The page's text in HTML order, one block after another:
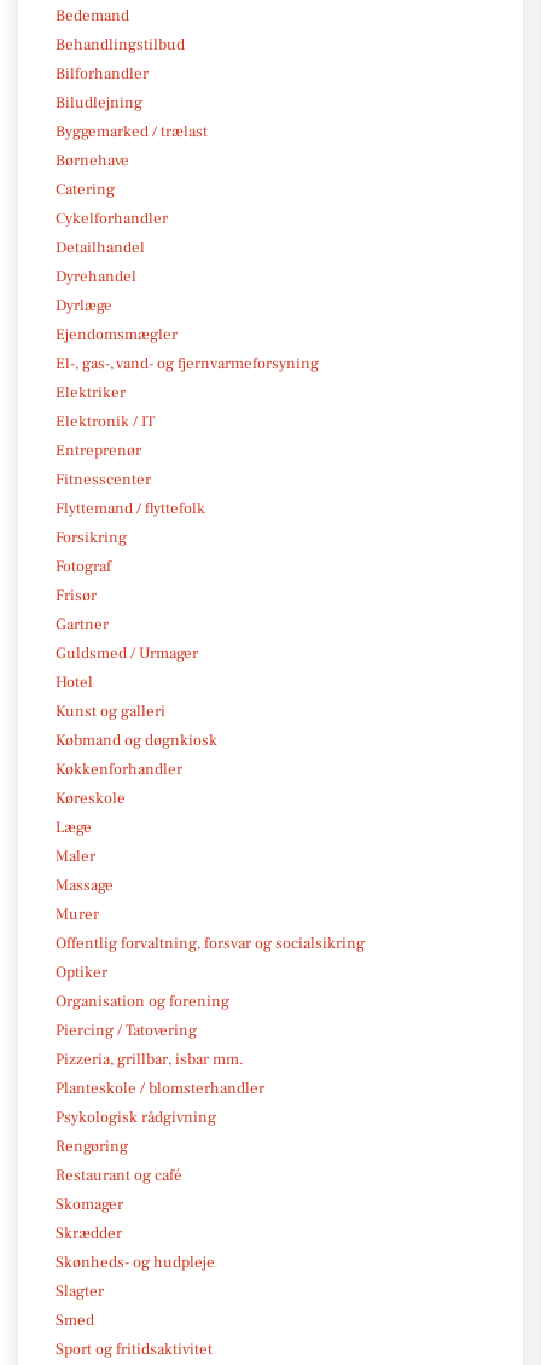
Bedemand
Behandlingstilbud
Bilforhandler
Biludlejning
Byggemarked / trælast
Børnehave
Catering
Cykelforhandler
Detailhandel
Dyrehandel
Dyrlæge
Ejendomsmægler
El-, gas-, vand- og fjernvarmeforsyning
Elektriker
Elektronik / IT
Entreprenør
Fitnesscenter
Flyttemand / flyttefolk
Forsikring
Fotograf
Frisør
Gartner
Guldsmed / Urmager
Hotel
Kunst og galleri
Købmand og døgnkiosk
Køkkenforhandler
Køreskole
Læge
Maler
Massage
Murer
Offentlig forvaltning, forsvar og socialsikring
Optiker
Organisation og forening
Piercing / Tatovering
Pizzeria, grillbar, isbar mm.
Planteskole / blomsterhandler
Psykologisk rådgivning
Rengøring
Restaurant og café
Skomager
Skrædder
Skønheds- og hudpleje
Slagter
Smed
Sport og fritidsaktivitet